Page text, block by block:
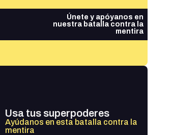
Únete y apóyanos en
nuestra batalla contra la
mentira
Usa tus superpoderes
Ayúdanos en esta batalla contra la
mentira